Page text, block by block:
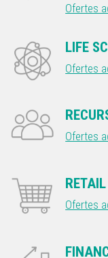
Ofertes
LIFE
Ofertes
Ofertes
RETAIL
Ofertes